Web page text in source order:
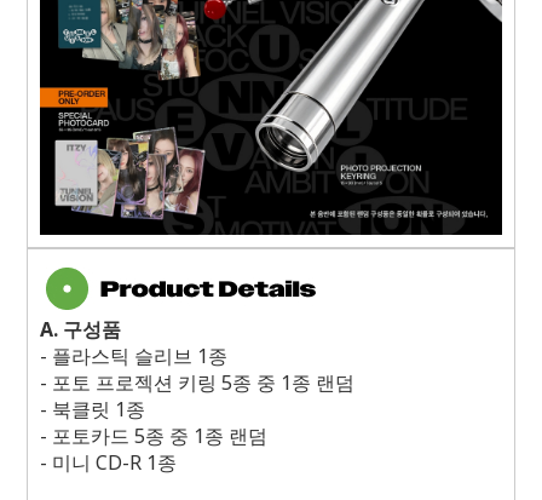
A. 구성품
- 플라스틱 슬리브 1종
- 포토 프로젝션 키링 5종 중 1종 랜덤
- 북클릿 1종
- 포토카드 5종 중 1종 랜덤
- 미니 CD-R 1종